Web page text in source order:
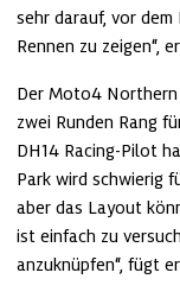
sehr darauf, vor
Rennen zu zeigen“,
Der Moto4 Northern
zwei Runden Rang
DH14 Racing-Pilot
Park wird schwierig
aber das Layout
ist einfach zu
anzuknüpfen“, fügt